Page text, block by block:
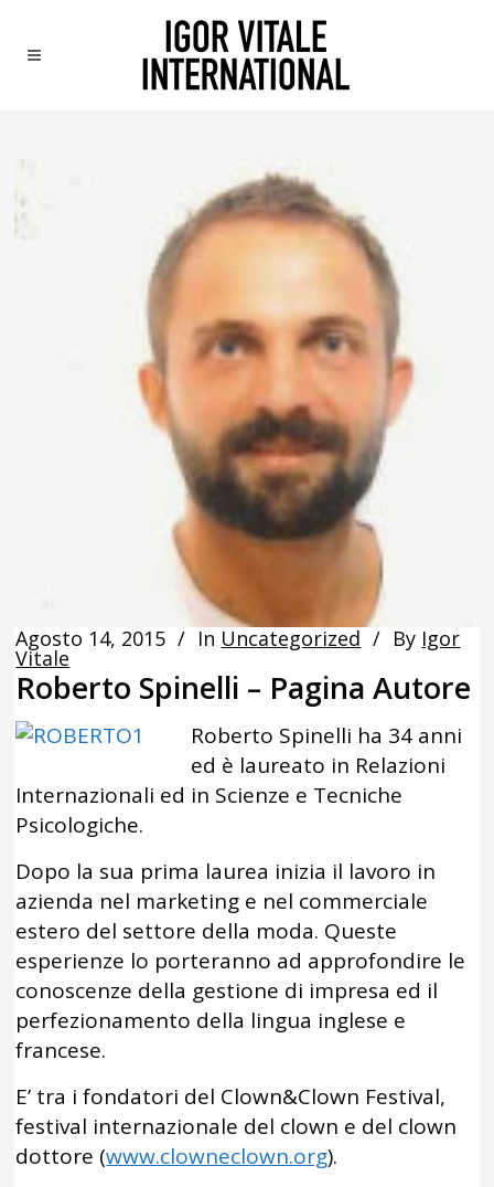
Agosto 14, 2015 In Uncategorized By Igor
Vitale
Roberto Spinelli – Pagina Autore
Roberto Spinelli ha 34 anni
ed è laureato in Relazioni
Internazionali ed in Scienze e Tecniche
Psicologiche.
Dopo la sua prima laurea inizia il lavoro in
azienda nel marketing e nel commerciale
estero del settore della moda. Queste
esperienze lo porteranno ad approfondire le
conoscenze della gestione di impresa ed il
perfezionamento della lingua inglese e
francese.
E’ tra i fondatori del Clown&Clown Festival,
festival internazionale del clown e del clown
dottore (www.clowneclown.org).